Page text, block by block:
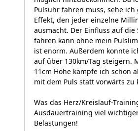
Pulsuhr fahren muss, sehe
Effekt, den jeder einzelne
ausmacht. Der Einfluss auf
fahren kann ohne mein
ist enorm. Außerdem konnte
auf über 130km/Tag steigern.
11cm Höhe kämpfe ich schon
mit dem Puls statt vorwärts zu
Was das Herz/Kreislauf-
Ausdauertraining viel
Belastungen!